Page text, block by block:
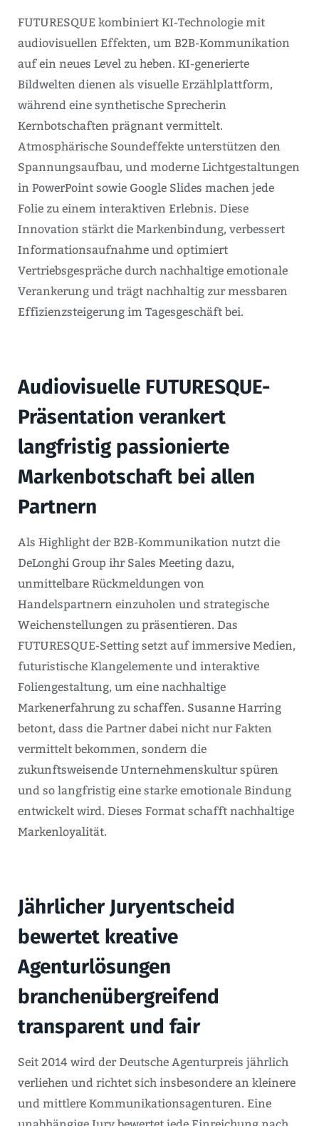
FUTURESQUE kombiniert KI-Technologie mit
audiovisuellen Effekten, um B2B-Kommunikation
auf ein neues Level zu heben. KI-generierte
Bildwelten dienen als visuelle Erzählplattform,
während eine synthetische Sprecherin
Kernbotschaften prägnant vermittelt.
Atmosphärische Soundeffekte unterstützen den
Spannungsaufbau, und moderne Lichtgestaltungen
in PowerPoint sowie Google Slides machen jede
Folie zu einem interaktiven Erlebnis. Diese
Innovation stärkt die Markenbindung, verbessert
Informationsaufnahme und optimiert
Vertriebsgespräche durch nachhaltige emotionale
Verankerung und trägt nachhaltig zur messbaren
Effizienzsteigerung im Tagesgeschäft bei.
Audiovisuelle FUTURESQUE-
Präsentation verankert
langfristig passionierte
Markenbotschaft bei allen
Partnern
Als Highlight der B2B-Kommunikation nutzt die
DeLonghi Group ihr Sales Meeting dazu,
unmittelbare Rückmeldungen von
Handelspartnern einzuholen und strategische
Weichenstellungen zu präsentieren. Das
FUTURESQUE-Setting setzt auf immersive Medien,
futuristische Klangelemente und interaktive
Foliengestaltung, um eine nachhaltige
Markenerfahrung zu schaffen. Susanne Harring
betont, dass die Partner dabei nicht nur Fakten
vermittelt bekommen, sondern die
zukunftsweisende Unternehmenskultur spüren
und so langfristig eine starke emotionale Bindung
entwickelt wird. Dieses Format schafft nachhaltige
Markenloyalität.
Jährlicher Juryentscheid
bewertet kreative
Agenturlösungen
branchenübergreifend
transparent und fair
Seit 2014 wird der Deutsche Agenturpreis jährlich
verliehen und richtet sich insbesondere an kleinere
und mittlere Kommunikationsagenturen. Eine